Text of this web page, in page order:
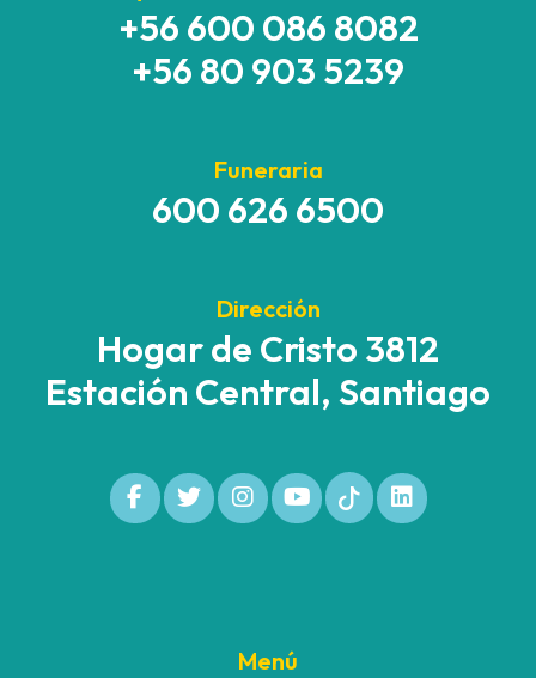
+56 600 086 8082
+56 80 903 5239
Funeraria
600 626 6500
Dirección
Hogar de Cristo 3812
Estación Central, Santiago
Menú